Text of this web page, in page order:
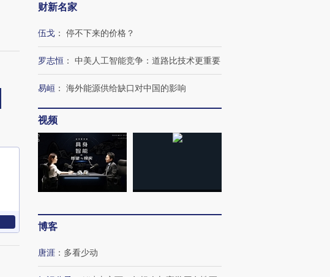
财新名家
伍戈 ： 停不下来的价格？
罗志恒 ： 中美人工智能竞争：道路比技术更重要
易峘 ： 海外能源供给缺口对中国的影响
视频
博客
唐涯 ： 多看少动